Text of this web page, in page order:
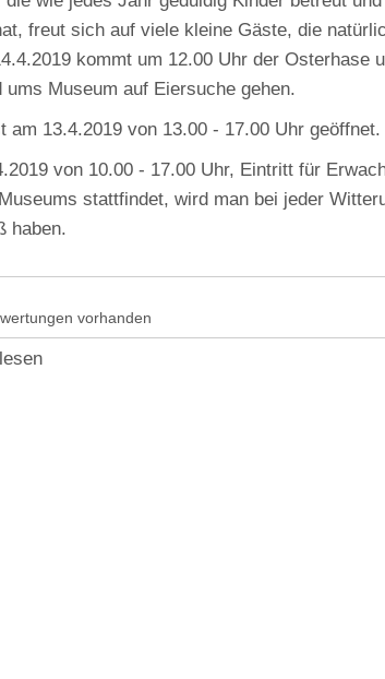
freut sich auf viele kleine Gäste, die
kommt um 12.00 Uhr der Osterhase
ums Museum auf Eiersuche gehen.
am 13.4.2019 von 13.00 - 17.00 Uhr geöffnet.
von 10.00 - 17.00 Uhr, Eintritt für
stattfindet, wird man bei jeder
haben.
vorhanden